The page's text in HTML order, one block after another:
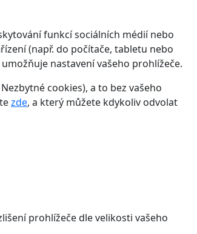
funkcí sociálních médií nebo
(např. do počítače, tabletu nebo
nastavení vašeho prohlížeče.
cookies), a to bez vašeho
zde, a který můžete kdykoliv odvolat
prohlížeče dle velikosti vašeho